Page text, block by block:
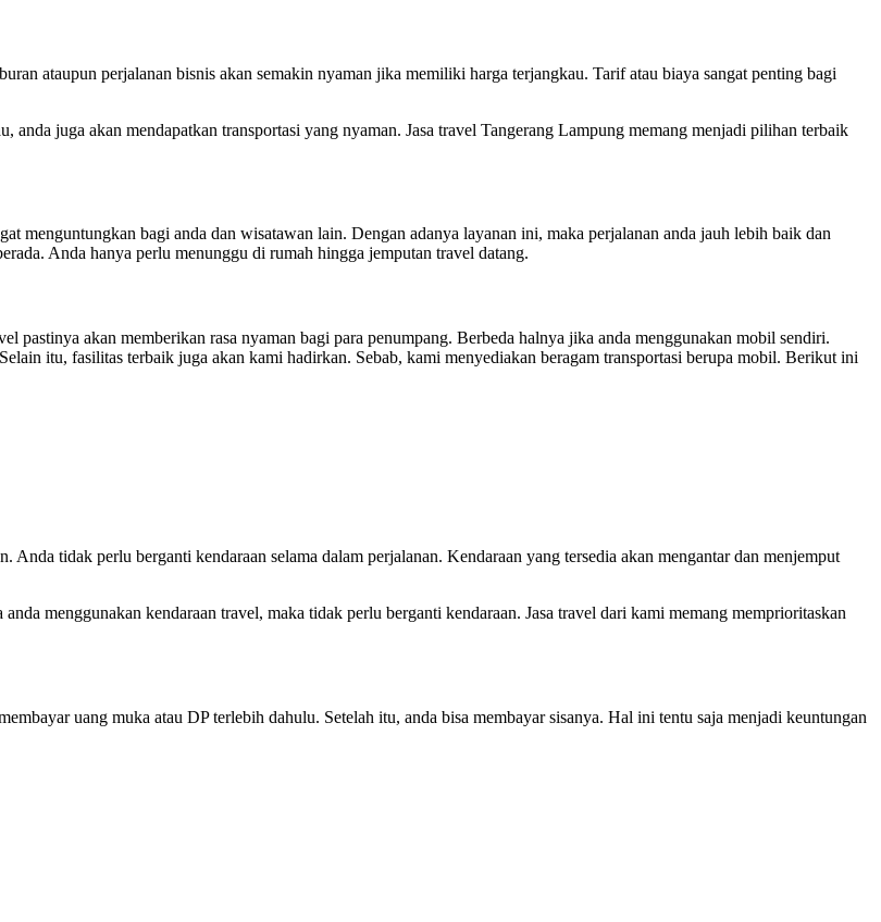
ataupun perjalanan bisnis akan semakin nyaman jika memiliki harga terjangkau. Tarif atau biaya sangat penting bagi
anda juga akan mendapatkan transportasi yang nyaman. Jasa travel Tangerang Lampung memang menjadi pilihan terbaik
menguntungkan bagi anda dan wisatawan lain. Dengan adanya layanan ini, maka perjalanan anda jauh lebih baik dan
Anda hanya perlu menunggu di rumah hingga jemputan travel datang.
pastinya akan memberikan rasa nyaman bagi para penumpang. Berbeda halnya jika anda menggunakan mobil sendiri.
itu, fasilitas terbaik juga akan kami hadirkan. Sebab, kami menyediakan beragam transportasi berupa mobil. Berikut ini
tidak perlu berganti kendaraan selama dalam perjalanan. Kendaraan yang tersedia akan mengantar dan menjemput
menggunakan kendaraan travel, maka tidak perlu berganti kendaraan. Jasa travel dari kami memang memprioritaskan
uang muka atau DP terlebih dahulu. Setelah itu, anda bisa membayar sisanya. Hal ini tentu saja menjadi keuntungan